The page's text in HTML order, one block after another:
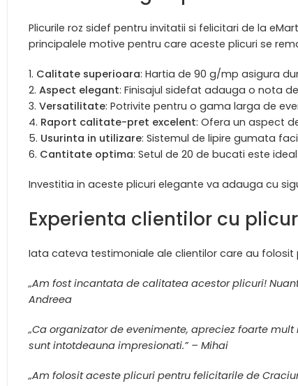
Plicurile roz sidef pentru invitatii si felicitari de la
principalele motive pentru care aceste plicuri se
Calitate superioara: Hartia de 90 g/mp asigura
Aspect elegant: Finisajul sidefat adauga o nota
Versatilitate: Potrivite pentru o gama larga de
Raport calitate-pret excelent: Ofera un aspect
Usurinta in utilizare: Sistemul de lipire gumata
Cantitate optima: Setul de 20 de bucati este
Investitia in aceste plicuri elegante va adauga cu
Experienta clientilor cu
Iata cateva testimoniale ale clientilor care au folosit
„Am fost incantata de calitatea acestor plicuri!
Andreea
„Ca organizator de evenimente, apreciez foarte
sunt intotdeauna impresionati.” – Mihai
„Am folosit aceste plicuri pentru felicitarile de